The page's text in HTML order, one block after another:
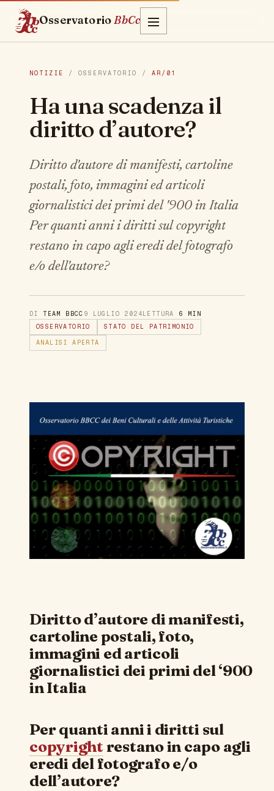
OsservatorioBbCc
NOTIZIE / OSSERVATORIO / AR/01
Ha una scadenza il
diritto d’autore?
Diritto d'autore di manifesti, cartoline
postali, foto, immagini ed articoli
giornalistici dei primi del '900 in Italia
Per quanti anni i diritti sul copyright
restano in capo agli eredi del fotografo
e/o dell'autore?
DI TEAM BBCC 9 LUGLIO 2024LETTURA 6 MIN
OSSERVATORIO
STATO DEL PATRIMONIO
ANALISI APERTA
Diritto d’autore di manifesti,
cartoline postali, foto,
immagini ed articoli
giornalistici dei primi del ‘900
in Italia
Per quanti anni i diritti sul
copyright restano in capo agli
eredi del fotografo e/o
dell’autore?